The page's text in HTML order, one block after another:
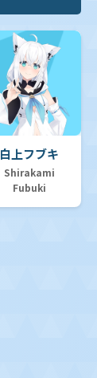
白上フブキ
Shirakami
Fubuki